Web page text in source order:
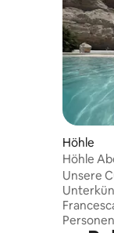
Höhle
Höhle
Unsere